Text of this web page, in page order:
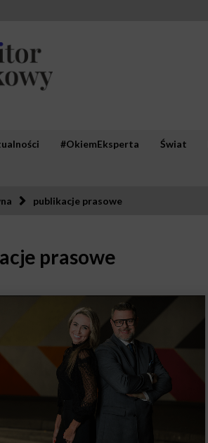
#OkiemEksperta Świat
publikacje prasowe
prasowe